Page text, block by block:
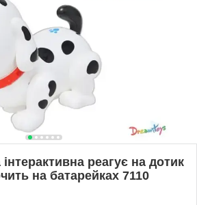
реагує на дотик
на батарейках 7110